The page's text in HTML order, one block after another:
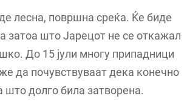
лесна, површна среќа. Ќе биде
затоа што Јарецот не се откажал
До 15 јули многу припадници
да почувствуваат дека конечно
што долго била затворена.